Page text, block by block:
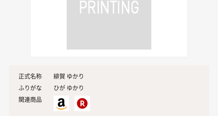
正式名称
緋賀 ゆかり
ふりがな
ひが ゆかり
関連商品